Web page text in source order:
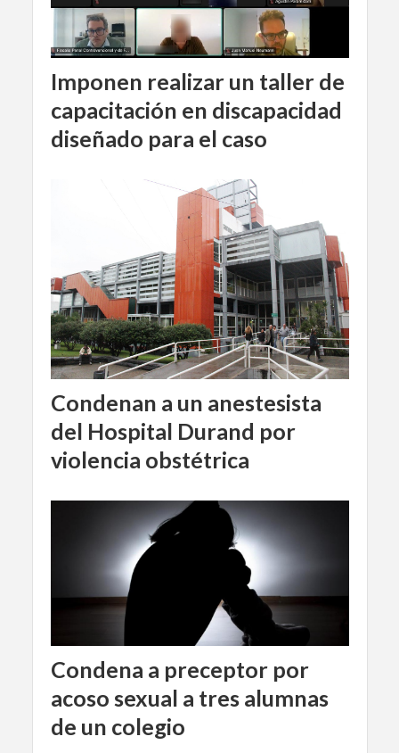
Imponen realizar un taller de
capacitación en discapacidad
diseñado para el caso
Condenan a un anestesista
del Hospital Durand por
violencia obstétrica
Condena a preceptor por
acoso sexual a tres alumnas
de un colegio